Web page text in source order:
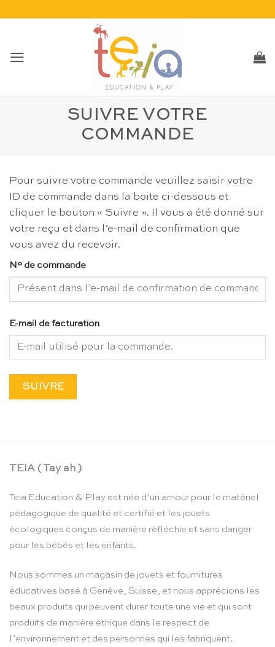
SUIVRE VOTRE
COMMANDE
Pour suivre votre commande veuillez saisir votre
ID de commande dans la boite ci-dessous et
cliquer le bouton « Suivre ». Il vous a été donné sur
votre reçu et dans l’e-mail de confirmation que
vous avez du recevoir.
N° de commande
E-mail de facturation
SUIVRE
TEIA ( Tay ah )
Teia Education & Play est née d’un amour pour le matériel
pédagogique de qualité et certifié et les jouets
écologiques conçus de manière réfléchie et sans danger
pour les bébés et les enfants.
Nous sommes un magasin de jouets et fournitures
éducatives basé à Genève, Suisse, et nous apprécions les
beaux produits qui peuvent durer toute une vie et qui sont
produits de manière éthique dans le respect de
l’environnement et des personnes qui les fabriquent.